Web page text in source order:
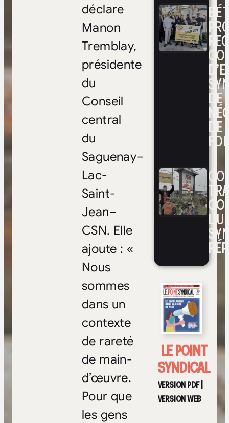
DE
DE
FOI
LE POINT
SYNDICAL
VERSION PDF|
VERSION WEB
déclare
Manon
Tremblay,
présidente
du
Conseil
central
du
Saguenay–
Lac-
Saint-
Jean–
CSN. Elle
ajoute : «
Nous
sommes
dans un
contexte
de rareté
de main-
d’œuvre.
Pour que
les gens